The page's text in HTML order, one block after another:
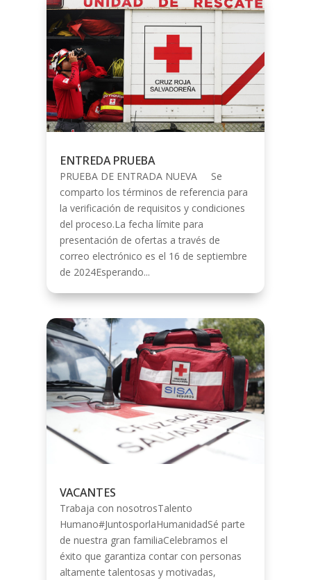
ENTREDA PRUEBA
PRUEBA DE ENTRADA NUEVA Se
comparto los términos de referencia para
la verificación de requisitos y condiciones
del proceso.La fecha límite para
presentación de ofertas a través de
correo electrónico es el 16 de septiembre
de 2024Esperando...
VACANTES
Trabaja con nosotrosTalento
Humano#JuntosporlaHumanidadSé parte
de nuestra gran familiaCelebramos el
éxito que garantiza contar con personas
altamente talentosas y motivadas,